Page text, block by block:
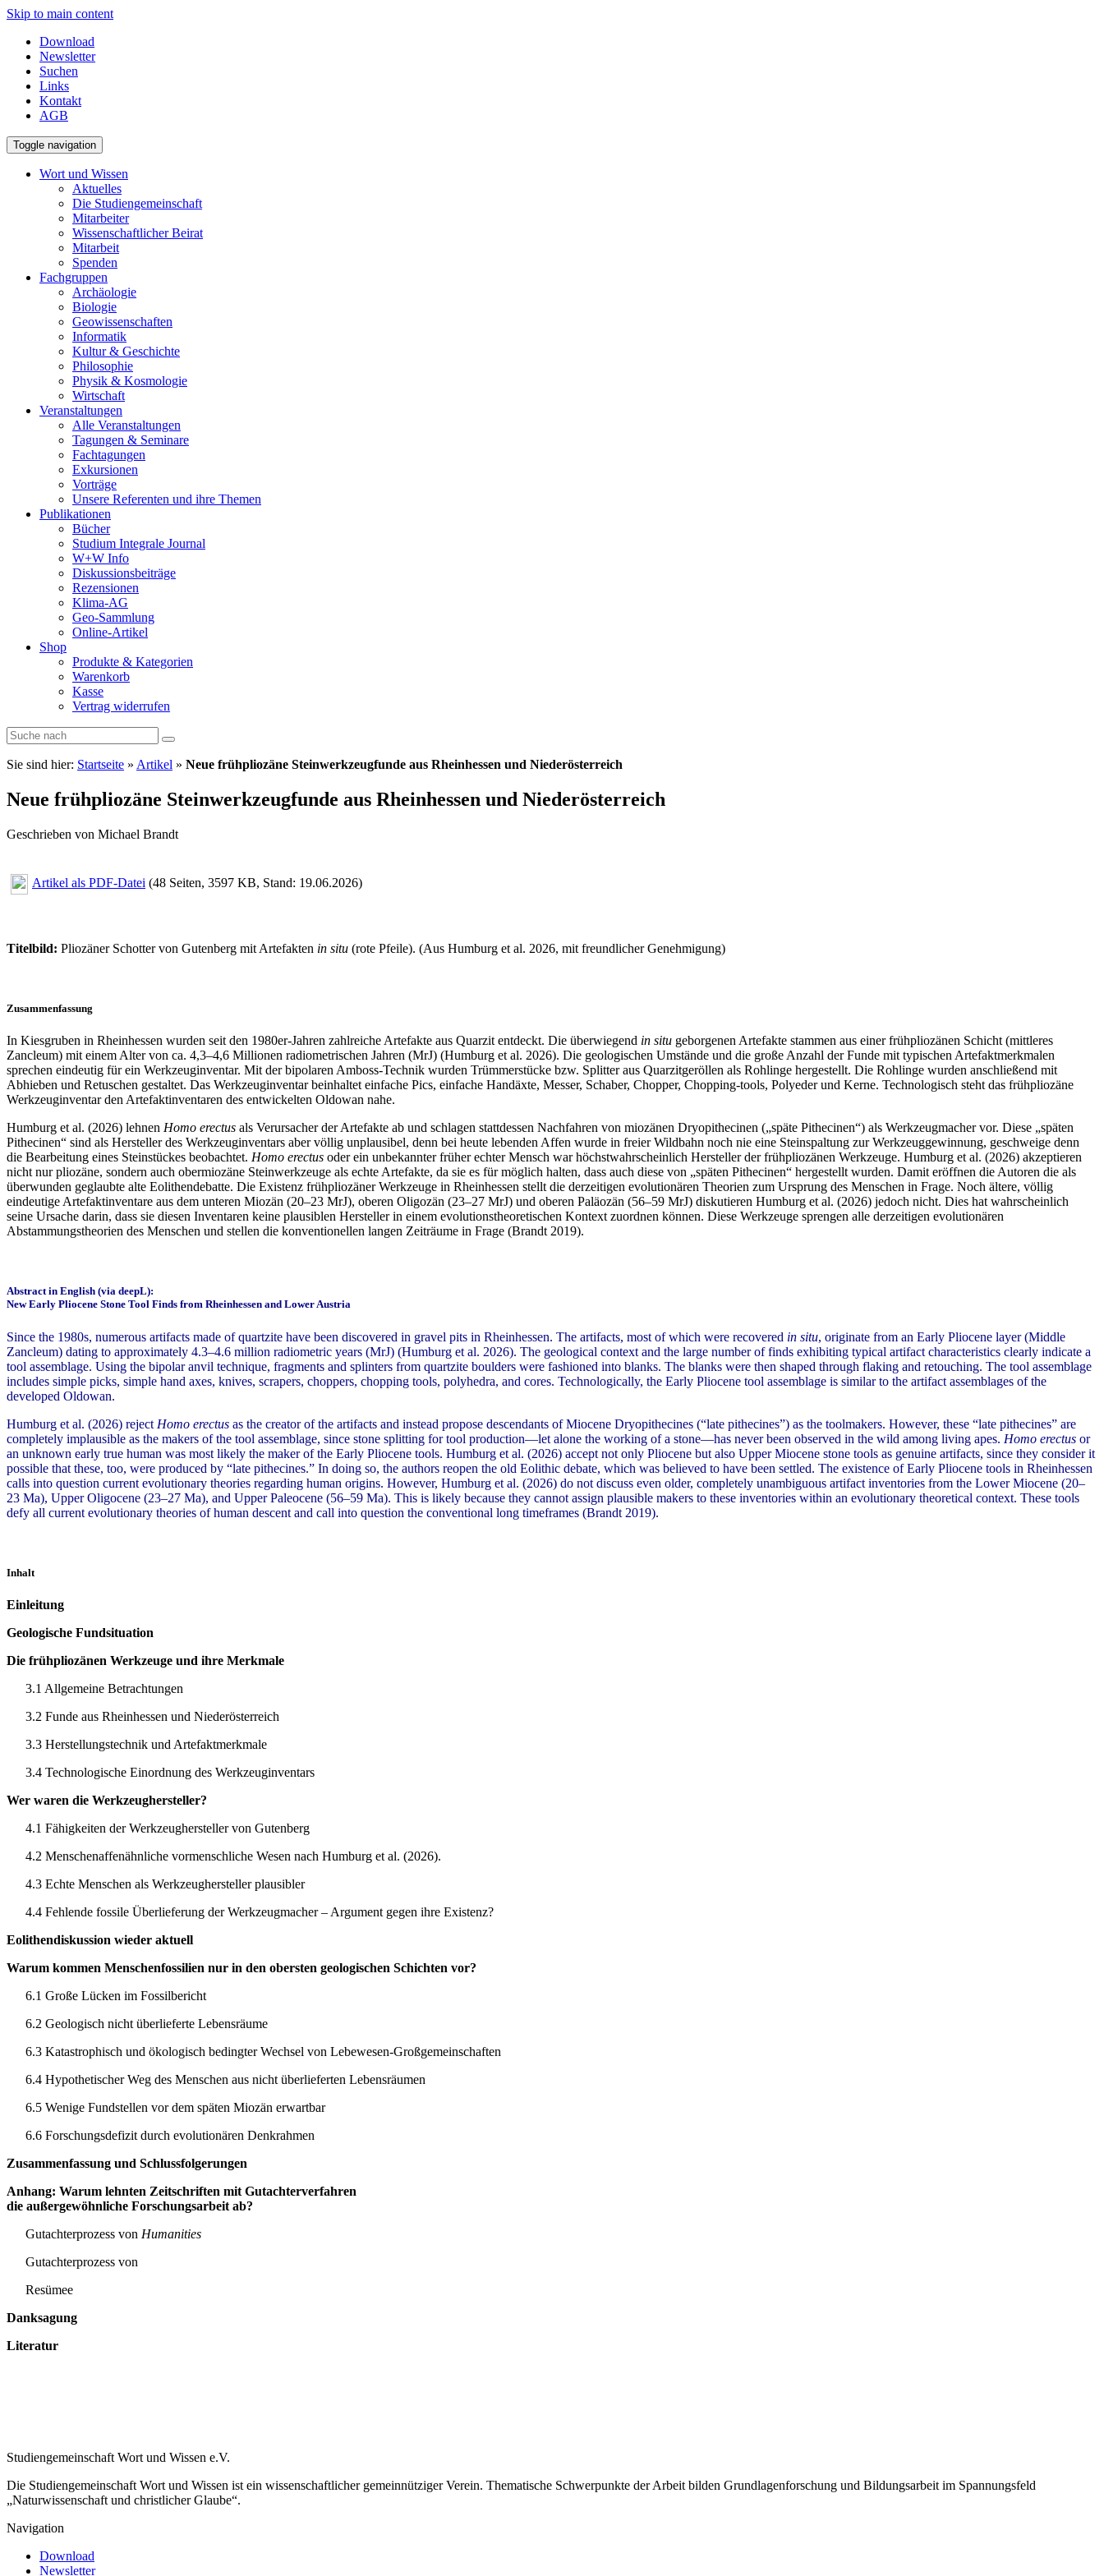
Skip to main content
Download
Newsletter
Suchen
Links
Kontakt
AGB
Toggle navigation
Wort und Wissen
Aktuelles
Die Studiengemeinschaft
Mitarbeiter
Wissenschaftlicher Beirat
Mitarbeit
Spenden
Fachgruppen
Archäologie
Biologie
Geowissenschaften
Informatik
Kultur & Geschichte
Philosophie
Physik & Kosmologie
Wirtschaft
Veranstaltungen
Alle Veranstaltungen
Tagungen & Seminare
Fachtagungen
Exkursionen
Vorträge
Unsere Referenten und ihre Themen
Publikationen
Bücher
Studium Integrale Journal
W+W Info
Diskussionsbeiträge
Rezensionen
Klima-AG
Geo-Sammlung
Online-Artikel
Shop
Produkte & Kategorien
Warenkorb
Kasse
Vertrag widerrufen
Sie sind hier: Startseite » Artikel » Neue frühpliozäne Steinwerkzeugfunde aus Rheinhessen und Niederösterreich
Neue frühpliozäne Steinwerkzeugfunde aus Rheinhessen und Niederösterreich
Geschrieben von Michael Brandt
Artikel als PDF-Datei (48 Seiten, 3597 KB, Stand: 19.06.2026)
Titelbild: Pliozäner Schotter von Gutenberg mit Artefakten in situ (rote Pfeile). (Aus Humburg et al. 2026, mit freundlicher Genehmigung)
Zusammenfassung
In Kiesgruben in Rheinhessen wurden seit den 1980er-Jahren zahlreiche Artefakte aus Quarzit entdeckt. Die überwiegend in situ geborgenen Artefakte stammen aus einer frühpliozänen Schicht (mittleres
Zancleum) mit einem Alter von ca. 4,3–4,6 Millionen radiometrischen Jahren (MrJ) (Humburg et al. 2026). Die geologischen Umstände und die große Anzahl der Funde mit typischen Artefaktmerkmalen
sprechen eindeutig für ein Werkzeuginventar. Mit der bipolaren Amboss-Technik wurden Trümmerstücke bzw. Splitter aus Quarzitgeröllen als Rohlinge hergestellt. Die Rohlinge wurden anschließend mit
Abhieben und Retuschen gestaltet. Das Werkzeuginventar beinhaltet einfache Pics, einfache Handäxte, Messer, Schaber, Chopper, Chopping-tools, Polyeder und Kerne. Technologisch steht das frühpliozäne
Werkzeuginventar den Artefaktinventaren des entwickelten Oldowan nahe.
Humburg et al. (2026) lehnen Homo erectus als Verursacher der Artefakte ab und schlagen stattdessen Nachfahren von miozänen Dryopithecinen („späte Pithecinen“) als Werkzeugmacher vor. Diese „späten
Pithecinen“ sind als Hersteller des Werkzeuginventars aber völlig unplausibel, denn bei heute lebenden Affen wurde in freier Wildbahn noch nie eine Steinspaltung zur Werkzeuggewinnung, geschweige denn
die Bearbeitung eines Steinstückes beobachtet. Homo erectus oder ein unbekannter früher echter Mensch war höchstwahrscheinlich Hersteller der frühpliozänen Werkzeuge. Humburg et al. (2026) akzeptieren
nicht nur pliozäne, sondern auch obermiozäne Steinwerkzeuge als echte Artefakte, da sie es für möglich halten, dass auch diese von „späten Pithecinen“ hergestellt wurden. Damit eröffnen die Autoren die als
überwunden geglaubte alte Eolithendebatte. Die Existenz frühpliozäner Werkzeuge in Rheinhessen stellt die derzeitigen evolutionären Theorien zum Ursprung des Menschen in Frage. Noch ältere, völlig
eindeutige Artefaktinventare aus dem unteren Miozän (20–23 MrJ), oberen Oligozän (23–27 MrJ) und oberen Paläozän (56–59 MrJ) diskutieren Humburg et al. (2026) jedoch nicht. Dies hat wahrscheinlich
seine Ursache darin, dass sie diesen Inventaren keine plausiblen Hersteller in einem evolutionstheoretischen Kontext zuordnen können. Diese Werkzeuge sprengen alle derzeitigen evolutionären
Abstammungstheorien des Menschen und stellen die konventionellen langen Zeiträume in Frage (Brandt 2019).
Abstract in English (via deepL):
New Early Pliocene Stone Tool Finds from Rheinhessen and Lower Austria
Since the 1980s, numerous artifacts made of quartzite have been discovered in gravel pits in Rheinhessen. The artifacts, most of which were recovered in situ, originate from an Early Pliocene layer (Middle
Zancleum) dating to approximately 4.3–4.6 million radiometric years (MrJ) (Humburg et al. 2026). The geological context and the large number of finds exhibiting typical artifact characteristics clearly indicate a
tool assemblage. Using the bipolar anvil technique, fragments and splinters from quartzite boulders were fashioned into blanks. The blanks were then shaped through flaking and retouching. The tool assemblage
includes simple picks, simple hand axes, knives, scrapers, choppers, chopping tools, polyhedra, and cores. Technologically, the Early Pliocene tool assemblage is similar to the artifact assemblages of the
developed Oldowan.
Humburg et al. (2026) reject Homo erectus as the creator of the artifacts and instead propose descendants of Miocene Dryopithecines (“late pithecines”) as the toolmakers. However, these “late pithecines” are
completely implausible as the makers of the tool assemblage, since stone splitting for tool production—let alone the working of a stone—has never been observed in the wild among living apes. Homo erectus or
an unknown early true human was most likely the maker of the Early Pliocene tools. Humburg et al. (2026) accept not only Pliocene but also Upper Miocene stone tools as genuine artifacts, since they consider it
possible that these, too, were produced by “late pithecines.” In doing so, the authors reopen the old Eolithic debate, which was believed to have been settled. The existence of Early Pliocene tools in Rheinhessen
calls into question current evolutionary theories regarding human origins. However, Humburg et al. (2026) do not discuss even older, completely unambiguous artifact inventories from the Lower Miocene (20–
23 Ma), Upper Oligocene (23–27 Ma), and Upper Paleocene (56–59 Ma). This is likely because they cannot assign plausible makers to these inventories within an evolutionary theoretical context. These tools
defy all current evolutionary theories of human descent and call into question the conventional long timeframes (Brandt 2019).
Inhalt
Einleitung
Geologische Fundsituation
Die frühpliozänen Werkzeuge und ihre Merkmale
3.1 Allgemeine Betrachtungen
3.2 Funde aus Rheinhessen und Niederösterreich
3.3 Herstellungstechnik und Artefaktmerkmale
3.4 Technologische Einordnung des Werkzeuginventars
Wer waren die Werkzeughersteller?
4.1 Fähigkeiten der Werkzeughersteller von Gutenberg
4.2 Menschenaffenähnliche vormenschliche Wesen nach Humburg et al. (2026).
4.3 Echte Menschen als Werkzeughersteller plausibler
4.4 Fehlende fossile Überlieferung der Werkzeugmacher – Argument gegen ihre Existenz?
Eolithendiskussion wieder aktuell
Warum kommen Menschenfossilien nur in den obersten geologischen Schichten vor?
6.1 Große Lücken im Fossilbericht
6.2 Geologisch nicht überlieferte Lebensräume
6.3 Katastrophisch und ökologisch bedingter Wechsel von Lebewesen-Großgemeinschaften
6.4 Hypothetischer Weg des Menschen aus nicht überlieferten Lebensräumen
6.5 Wenige Fundstellen vor dem späten Miozän erwartbar
6.6 Forschungsdefizit durch evolutionären Denkrahmen
Zusammenfassung und Schlussfolgerungen
Anhang: Warum lehnten Zeitschriften mit Gutachterverfahren
die außergewöhnliche Forschungsarbeit ab?
Gutachterprozess von Humanities
Gutachterprozess von
Resümee
Danksagung
Literatur
Studiengemeinschaft Wort und Wissen e.V.
Die Studiengemeinschaft Wort und Wissen ist ein wissenschaftlicher gemeinnütziger Verein. Thematische Schwerpunkte der Arbeit bilden Grundlagenforschung und Bildungsarbeit im Spannungsfeld
„Naturwissenschaft und christlicher Glaube“.
Navigation
Download
Newsletter